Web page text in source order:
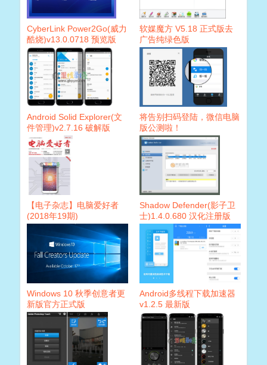
CyberLink Power2Go(威力
酷烧)v13.0.0718 预览版
软媒魔方 V5.18 正式版去
广告纯绿色版
Android Solid Explorer(文
件管理)v2.7.16 破解版
将告别扫码登陆，微信电脑
版公测啦！
【电子杂志】电脑爱好者
(2018年19期)
Shadow Defender(影子卫
士)1.4.0.680 汉化注册版
Windows 10 秋季创意者更
新版官方正式版
Android多线程下载加速器
v1.2.5 最新版